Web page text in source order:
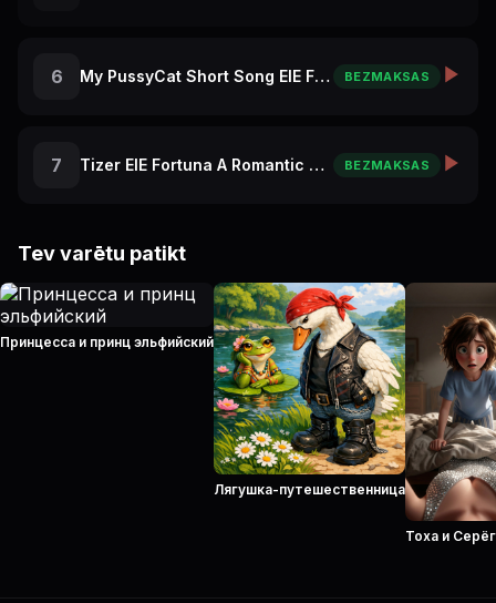
6 My PussyCat Short Song ElE Fortuna Travel Vlog Re BEZMAKSAS
7 Tizer ElE Fortuna A Romantic Trip to Paris BEZMAKSAS
Tev varētu patikt
Принцесса и принц эльфийский
Лягушка-путешественница
Тоха и